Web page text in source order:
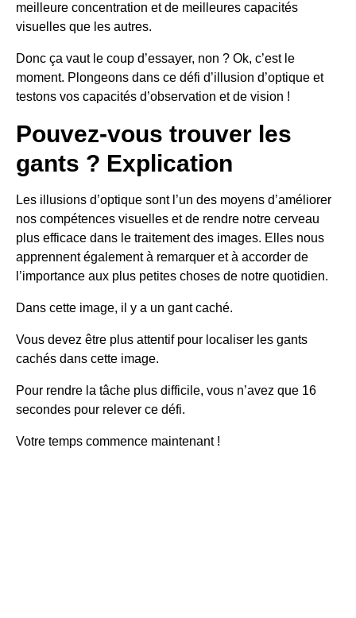
meilleure concentration et de meilleures capacités
visuelles que les autres.
Donc ça vaut le coup d’essayer, non ? Ok, c’est le
moment. Plongeons dans ce défi d’illusion d’optique et
testons vos capacités d’observation et de vision !
Pouvez-vous trouver les
gants ? Explication
Les illusions d’optique sont l’un des moyens d’améliorer
nos compétences visuelles et de rendre notre cerveau
plus efficace dans le traitement des images. Elles nous
apprennent également à remarquer et à accorder de
l’importance aux plus petites choses de notre quotidien.
Dans cette image, il y a un gant caché.
Vous devez être plus attentif pour localiser les gants
cachés dans cette image.
Pour rendre la tâche plus difficile, vous n’avez que 16
secondes pour relever ce défi.
Votre temps commence maintenant !